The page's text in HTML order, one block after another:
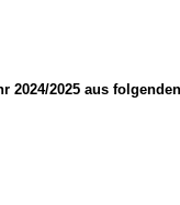
2024/2025 aus folgenden